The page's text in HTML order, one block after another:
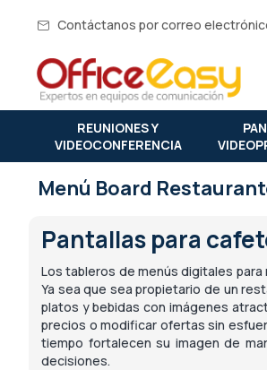
Contáctanos por correo
REUNIONES Y
VIDEOCONFERENCIA
Menú Board
Pantallas para
Los tableros de menús digitales
Ya sea que sea propietario de un
platos y bebidas con imágenes
precios o modificar ofertas sin
tiempo fortalecen su imagen de
decisiones.